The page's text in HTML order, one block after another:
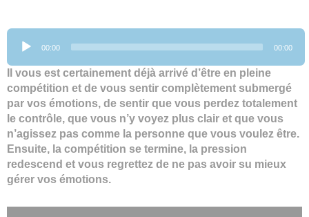
Lecteur
audio
00:00 00:00
Il vous est certainement déjà arrivé d’être en pleine
compétition et de vous sentir complètement submergé
par vos émotions, de sentir que vous perdez totalement
le contrôle, que vous n’y voyez plus clair et que vous
n’agissez pas comme la personne que vous voulez être.
Ensuite, la compétition se termine, la pression
redescend et vous regrettez de ne pas avoir su mieux
gérer vos émotions.